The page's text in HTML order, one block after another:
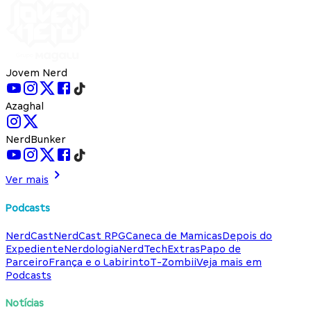
Jovem Nerd
Azaghal
NerdBunker
Ver mais
Podcasts
NerdCastNerdCast RPGCaneca de MamicasDepois do
ExpedienteNerdologiaNerdTechExtrasPapo de
ParceiroFrança e o LabirintoT-ZombiiVeja mais em
Podcasts
Notícias